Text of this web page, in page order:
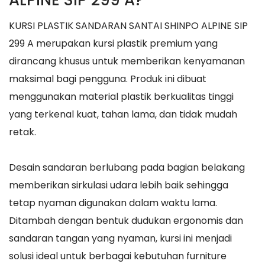
KURSI PLASTIK SANDARAN SANTAI SHINPO ALPINE SIP
299 A merupakan kursi plastik premium yang
dirancang khusus untuk memberikan kenyamanan
maksimal bagi pengguna. Produk ini dibuat
menggunakan material plastik berkualitas tinggi
yang terkenal kuat, tahan lama, dan tidak mudah
retak.
Desain sandaran berlubang pada bagian belakang
memberikan sirkulasi udara lebih baik sehingga
tetap nyaman digunakan dalam waktu lama.
Ditambah dengan bentuk dudukan ergonomis dan
sandaran tangan yang nyaman, kursi ini menjadi
solusi ideal untuk berbagai kebutuhan furniture